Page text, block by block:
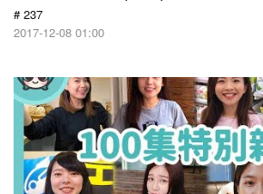
# 237
2017-12-08 01:00